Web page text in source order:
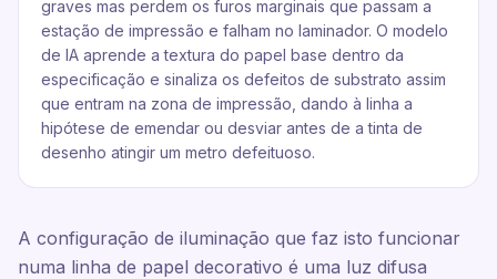
graves mas perdem os furos marginais que passam a
estação de impressão e falham no laminador. O modelo
de IA aprende a textura do papel base dentro da
especificação e sinaliza os defeitos de substrato assim
que entram na zona de impressão, dando à linha a
hipótese de emendar ou desviar antes de a tinta de
desenho atingir um metro defeituoso.
A configuração de iluminação que faz isto funcionar
numa linha de papel decorativo é uma luz difusa